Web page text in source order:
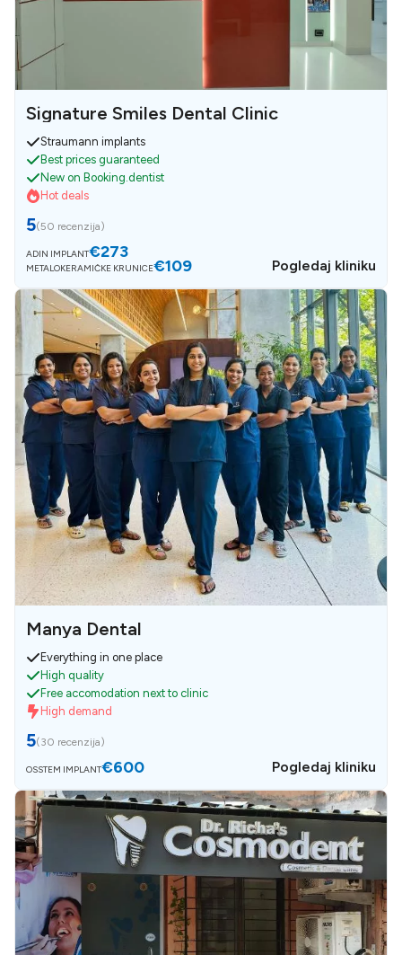
Signature Smiles Dental Clinic
Straumann implants
Best prices guaranteed
New on Booking.dentist
Hot deals
5(50 recenzija)
ADIN IMPLANT€273
METALOKERAMIČKE KRUNICE€109 Pogledaj kliniku
Manya Dental
Everything in one place
High quality
Free accomodation next to clinic
High demand
5(30 recenzija)
OSSTEM IMPLANT€600 Pogledaj kliniku